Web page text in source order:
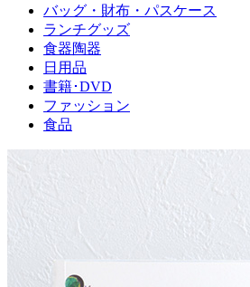
バッグ・財布・パスケース
ランチグッズ
食器陶器
日用品
書籍･DVD
ファッション
食品